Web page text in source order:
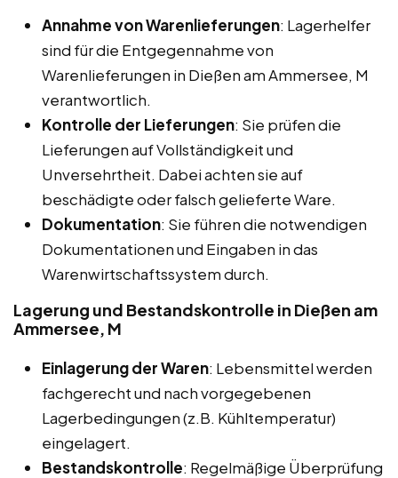
Annahme von Warenlieferungen: Lagerhelfer
sind für die Entgegennahme von
Warenlieferungen in Dießen am Ammersee, M
verantwortlich.
Kontrolle der Lieferungen: Sie prüfen die
Lieferungen auf Vollständigkeit und
Unversehrtheit. Dabei achten sie auf
beschädigte oder falsch gelieferte Ware.
Dokumentation: Sie führen die notwendigen
Dokumentationen und Eingaben in das
Warenwirtschaftssystem durch.
Lagerung und Bestandskontrolle in Dießen am
Ammersee, M
Einlagerung der Waren: Lebensmittel werden
fachgerecht und nach vorgegebenen
Lagerbedingungen (z.B. Kühltemperatur)
eingelagert.
Bestandskontrolle: Regelmäßige Überprüfung